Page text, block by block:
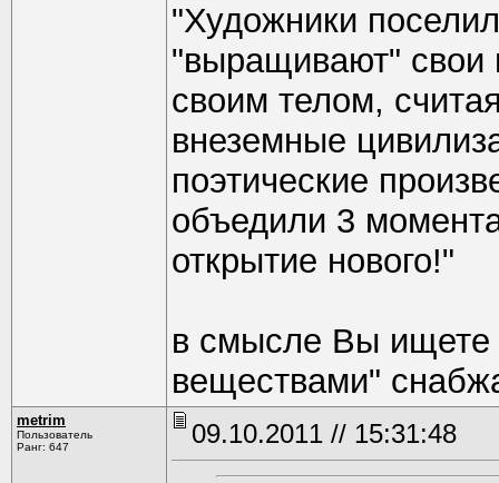
"Художники
"выращивают" свои
своим телом,
внеземные
поэтические
объедили 3
открытие нового!"
в смысле Вы ищете
веществами"
metrim
Пользователь
Ранг: 647
09.10.2011 // 15:31:48